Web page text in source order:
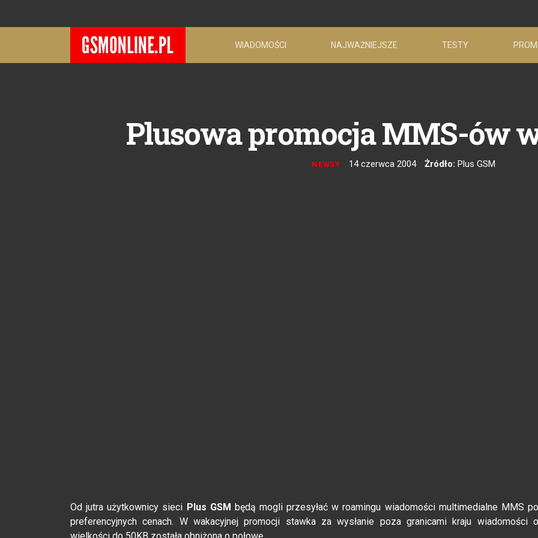
WIADOMOŚCI NAJWAŻNIEJSZE TESTY
Plusowa promocja MMS-ów
NEWSY 14 czerwca 2004 Żródło: Plus GSM
Od jutra użytkownicy sieci Plus GSM będą mogli przesyłać w roamingu wiadomości multimedialne MMS
preferencyjnych cenach. W wakacyjnej promocji stawka za wysłanie poza granicami kraju wiadomości o
wielkości do 50KB została obniżona o połowę.